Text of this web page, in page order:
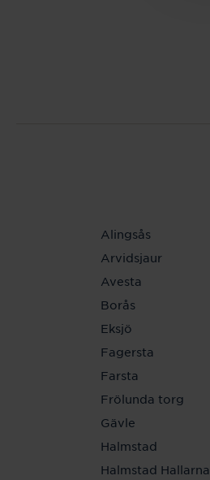
Alingsås
Arvidsjaur
Avesta
Borås
Eksjö
Fagersta
Farsta
Frölunda torg
Gävle
Halmstad
Halmstad Hallarna